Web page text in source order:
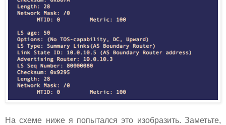
На схеме ниже я попытался это изобразить. Заметьте,